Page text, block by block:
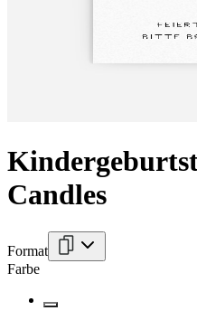
Candles
Format
Farbe